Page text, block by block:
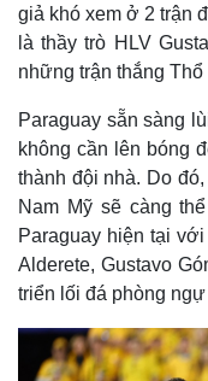
giả khó xem ở 2 trận
là thầy trò HLV
những trận thắng
Paraguay sẵn sàng
không cần lên bóng
thành đội nhà. Do
Nam Mỹ sẽ càng
Paraguay hiện tại
Alderete, Gustavo
triển lối đá phòng